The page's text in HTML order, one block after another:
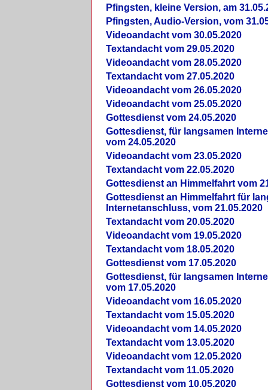
Pfingsten, kleine Version, am
Pfingsten, Audio-Version, vom
Videoandacht vom 30.05.2020
Textandacht vom 29.05.2020
Videoandacht vom 28.05.2020
Textandacht vom 27.05.2020
Videoandacht vom 26.05.2020
Videoandacht vom 25.05.2020
Gottesdienst vom 24.05.2020
Gottesdienst, für langsamen
vom 24.05.2020
Videoandacht vom 23.05.2020
Textandacht vom 22.05.2020
Gottesdienst an Himmelfahrt vom
Gottesdienst an Himmelfahrt für
Internetanschluss, vom 21.05.2020
Textandacht vom 20.05.2020
Videoandacht vom 19.05.2020
Textandacht vom 18.05.2020
Gottesdienst vom 17.05.2020
Gottesdienst, für langsamen
vom 17.05.2020
Videoandacht vom 16.05.2020
Textandacht vom 15.05.2020
Videoandacht vom 14.05.2020
Textandacht vom 13.05.2020
Videoandacht vom 12.05.2020
Textandacht vom 11.05.2020
Gottesdienst vom 10.05.2020